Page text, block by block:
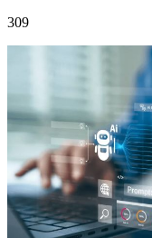
309